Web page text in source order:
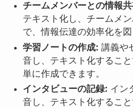
チームメンバーとの情報
テキスト化し、チームメ
で、情報伝達の効率化を図
学習ノートの作成: 講義や
音し、テキスト化するこ
単に作成できます。
インタビューの記録: イン
音し、テキスト化するこ